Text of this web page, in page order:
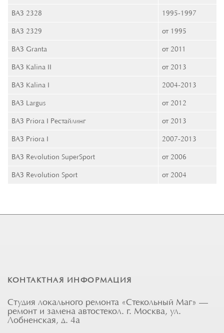
ВАЗ 2328 1995-1997
ВАЗ 2329 от 1995
ВАЗ Granta от 2011
ВАЗ Kalina II от 2013
ВАЗ Kalina I 2004-2013
ВАЗ Largus от 2012
ВАЗ Priora I Рестайлинг от 2013
ВАЗ Priora I 2007-2013
ВАЗ Revolution SuperSport от 2006
ВАЗ Revolution Sport от 2004
КОНТАКТНАЯ ИНФОРМАЦИЯ
Студия локального ремонта «Стекольный Маг» —
ремонт и замена автостекол. г. Москва, ул.
Лобненская, д. 4а